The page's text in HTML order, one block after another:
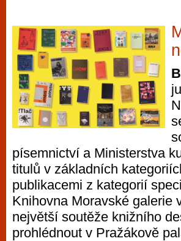
písemnictví a Ministerstva
titulů v základních
publikacemi z kategorií
Knihovna Moravské galerie
největší soutěže knižního
prohlédnout v Pražákově